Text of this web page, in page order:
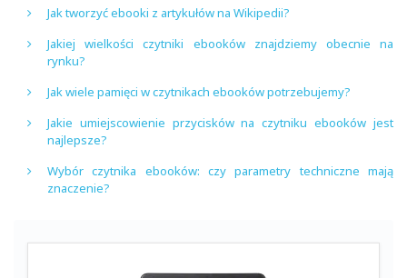
Jak tworzyć ebooki z artykułów na Wikipedii?
Jakiej wielkości czytniki ebooków znajdziemy obecnie na
rynku?
Jak wiele pamięci w czytnikach ebooków potrzebujemy?
Jakie umiejscowienie przycisków na czytniku ebooków jest
najlepsze?
Wybór czytnika ebooków: czy parametry techniczne mają
znaczenie?